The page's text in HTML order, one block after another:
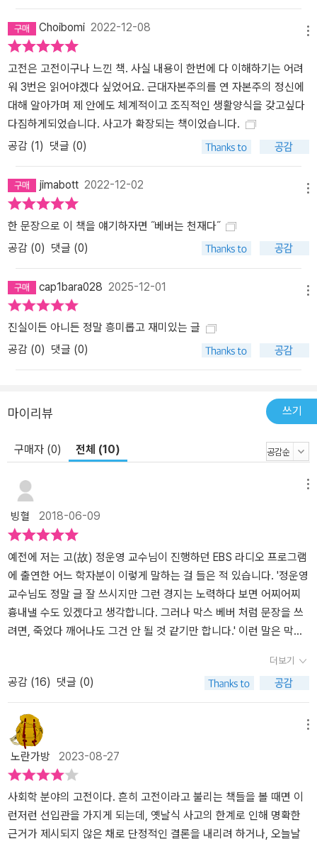
성으로 초대받아서, 그 지성의 숨결을 우리의 능력의 한도 내에서 느
껴볼 수 있는 것만으로도, 이 책은 우리에게 축복이다.
Choibomi 2022-12-08
고전은 고전이구나 느낀 책. 사실 내용이 한번에 다 이해하기는 어려
워 3번은 읽어야겠다 싶었어요. 근대자본주의를 연 자본주의 정신에
대해 알아가며 제 안에도 체계적이고 조직적인 생활양식을 갖고싶다
다짐하게되었습니다. 사고가 확장되는 책이었습니다.
공감 (1) 댓글 (0)
jimabott 2022-12-02
한 문장으로 이 책을 얘기하자면 ˝베버는 천재다˝
공감 (0) 댓글 (0)
cap1bara028 2025-12-01
진실이든 아니든 정말 흥미롭고 재미있는 글
공감 (0) 댓글 (0)
마이리뷰 쓰기
구매자 (0) 전체 (10)
빙혈 2018-06-09
예전에 저는 고(故) 정운영 교수님이 진행하던 EBS 라디오 프로그램
에 출연한 어느 학자분이 이렇게 말하는 걸 들은 적 있습니다. '정운영
교수님도 정말 글 잘 쓰시지만 그런 경지는 노력하다 보면 어찌어찌
흉내낼 수도 있겠다고 생각합니다. 그러나 막스 베버 처럼 문장을 쓰
려면, 죽었다 깨어나도 그건 안 될 것 같기만 합니다.' 이런 말은 막스
게도 대단한 경의를 바치는 것입니다. 19세기 유럽 사회학을 정초(定
礎)한 거인이자, 카를 마르크스, 에밀 뒤르켐 등과 나란히 당대 3대
지성으로 꼽히는 천재 중의 천재였던 인물에게, '그저 조금 처지는 정
도'로 평가 받는 건 설사 공치사라고 해도 엄청난 호의이겠기 때문이
죠. 저 '3대'의 명단을 보면 두 사람이 독일인이요, 한 사람이 프랑스
인으로서 끼어 간신히 옛 '그항드 나시옹'의 체면을 살리고 있습니다.
카를 마르크스도 그렇지만, 막스 베버 역시 정교하고 독창적이기 이
를데없는 사상과 체계를, 지극히 정확하고 아름다운 문장 안에 담아
낸 문필가이기도 합니다. 오늘날 이 고전, 즉 <프로테스탄트 윤리와...
>를 읽는 이들은, 저작에 표현된 탁월한 발상과 제안과 함의를 궁구
더보기
공감 (16) 댓글 (0)
노란가방 2023-08-27
사회학 분야의 고전이다. 흔히 고전이라고 불리는 책들을 볼 때면 이
런저런 선입관을 가지게 되는데, 옛날식 사고의 한계로 인해 명확한
근거가 제시되지 않은 채로 단정적인 결론을 내리려 하거나, 오늘날